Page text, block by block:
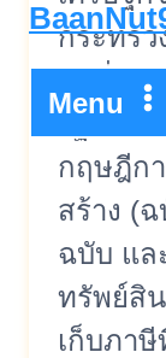
Menu
กระทรว
วันที่
รัฐมนต
กฤษฎีก
สร้าง (
ฉบับ แล
ทรัพย์สิ
เก็บภา